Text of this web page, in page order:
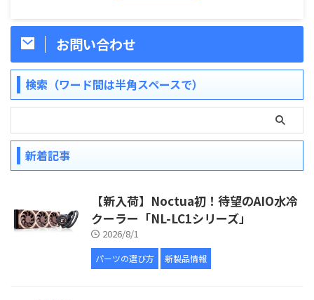
お問い合わせ
検索（ワード間は半角スペースで）
新着記事
【新入荷】Noctua初！待望のAIO水冷
クーラー「NL-LC1シリーズ」
2026/8/1
パーツの選び方 新製品情報